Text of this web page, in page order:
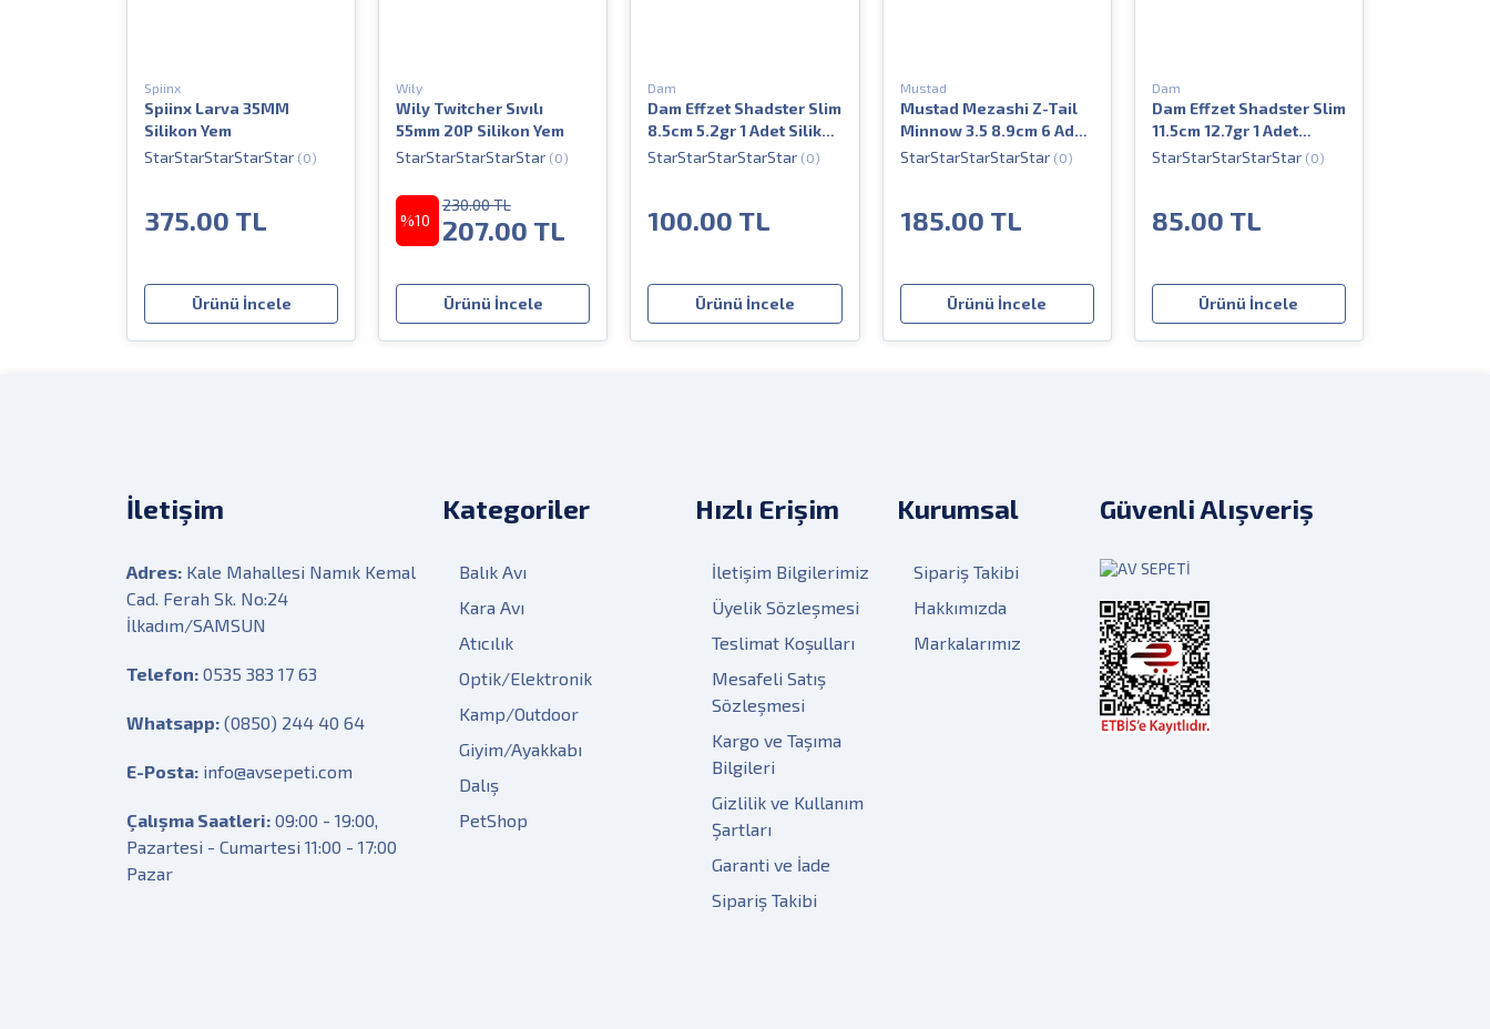
Spiinx
Spiinx Larva 35MM
Silikon Yem
(0)
375.00 TL
Ürünü İncele
Wily
Wily Twitcher Sıvılı
55mm 20P Silikon Yem
(0)
%10
230.00 TL
207.00 TL
Ürünü İncele
Dam
Dam Effzet Shadster Slim
8.5cm 5.2gr 1 Adet Silikon
Yem
(0)
100.00 TL
Ürünü İncele
Mustad
Mustad Mezashi Z-Tail
Minnow 3.5 8.9cm 6 Adet
Sahte Silikon Yem
(0)
185.00 TL
Ürünü İncele
Dam
Dam Effzet Shadster Slim
11.5cm 12.7gr 1 Adet
Silikon Yem
(0)
85.00 TL
Ürünü İncele
İletişim
Adres: Kale Mahallesi Namık Kemal
Cad. Ferah Sk. No:24
İlkadım/SAMSUN
Telefon: 0535 383 17 63
Whatsapp: (0850) 244 40 64
E-Posta: info@avsepeti.com
Çalışma Saatleri: 09:00 - 19:00,
Pazartesi - Cumartesi 11:00 - 17:00
Pazar
Kategoriler
Balık Avı
Kara Avı
Atıcılık
Optik/Elektronik
Kamp/Outdoor
Giyim/Ayakkabı
Dalış
PetShop
Hızlı Erişim
İletişim Bilgilerimiz
Üyelik Sözleşmesi
Teslimat Koşulları
Mesafeli Satış
Sözleşmesi
Kargo ve Taşıma
Bilgileri
Gizlilik ve Kullanım
Şartları
Garanti ve İade
Sipariş Takibi
Kurumsal
Sipariş Takibi
Hakkımızda
Markalarımız
Güvenli Alışveriş